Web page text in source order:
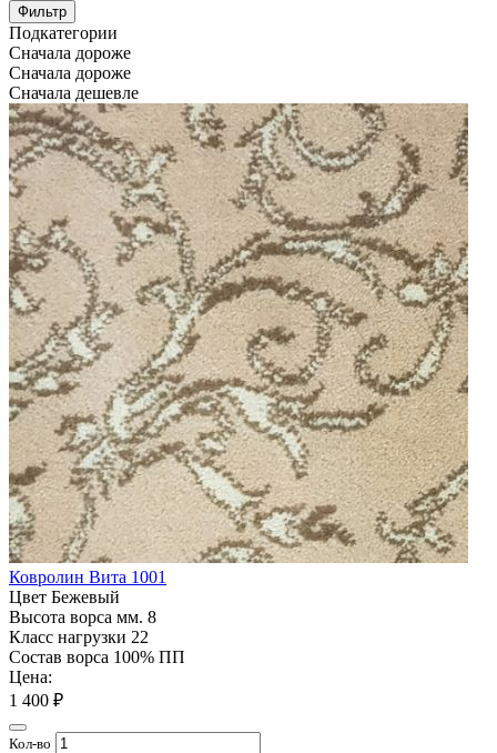
Фильтр
Подкатегории
Сначала дороже
Сначала дороже
Сначала дешевле
Ковролин Вита 1001
Цвет Бежевый
Высота ворса мм. 8
Класс нагрузки 22
Состав ворса 100% ПП
Цена:
1 400 ₽
Кол-во